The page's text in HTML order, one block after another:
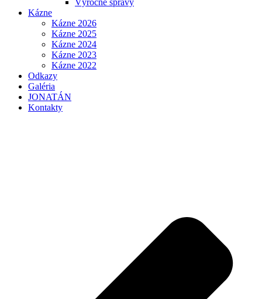
Výročné správy
Kázne
Kázne 2026
Kázne 2025
Kázne 2024
Kázne 2023
Kázne 2022
Odkazy
Galéria
JONATÁN
Kontakty